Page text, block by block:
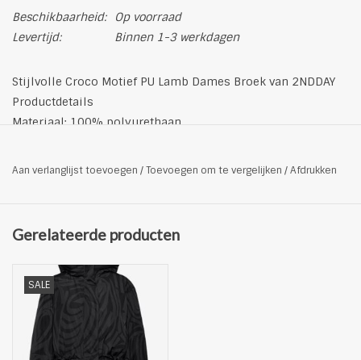
Beschikbaarheid:
Op voorraad
Levertijd:
Binnen 1-3 werkdagen
Stijlvolle Croco Motief PU Lamb Dames Broek van 2NDDAY
Productdetails
Materiaal: 100% polyurethaan
Kleur: zwart
Aan verlanglijst toevoegen /Toevoegen om te vergelijken /Afdrukken
Gerelateerde producten
SALE